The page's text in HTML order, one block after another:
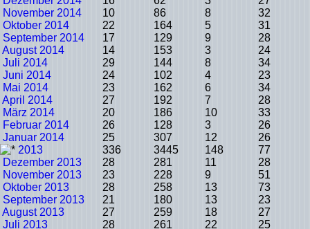
November 2014
10 86 8
32
Oktober 2014
22 164 5
31
September 2014
17 129 9
28
August 2014
14 153 3
24
Juli 2014
29 144 8
34
Juni 2014
24 102 4
23
Mai 2014
23 162 6
34
April 2014
27 192 7
28
März 2014
20 186 10
33
Februar 2014
26 128 3
26
Januar 2014
25 307 12
26
2013
336 3445 148
77
Dezember 2013
28 281 11
28
November 2013
23 228 9
51
Oktober 2013
28 258 13
73
September 2013
21 180 13
23
August 2013
27 259 18
27
Juli 2013
28 261 22
25